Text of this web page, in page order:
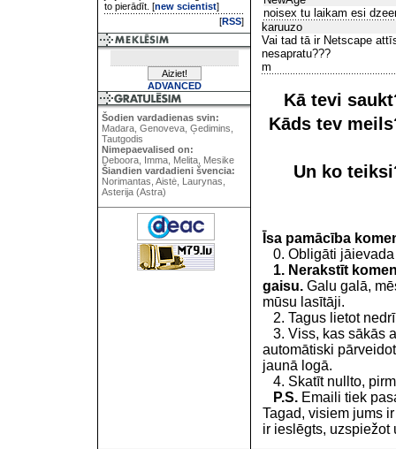
to pierādīt. [new scientist]
[RSS]
ADVANCED
Šodien vardadienas svin:
Madara, Genoveva, Ģedimins,
Tautgodis
Nimepaevalised on:
Deboora, Imma, Melita, Mesike
Šiandien vardadieni švencia:
Norimantas, Aistė, Laurynas,
Asterija (Astra)
noisex tu laikam esi
karuuzo
Vai tad tā ir Netscape
nesapratu???
m
Kā tevi
Kāds tev
Un ko
Īsa pamācība
0. Obligāti jāievada
1. Nerakstīt
gaisu. Galu galā,
mūsu lasītāji.
2. Tagus lietot
3. Viss, kas sākās
automātiski
jaunā logā.
4. Skatīt nullto,
P.S. Emaili tiek
Tagad, visiem jums
ir ieslēgts, uzspiežot